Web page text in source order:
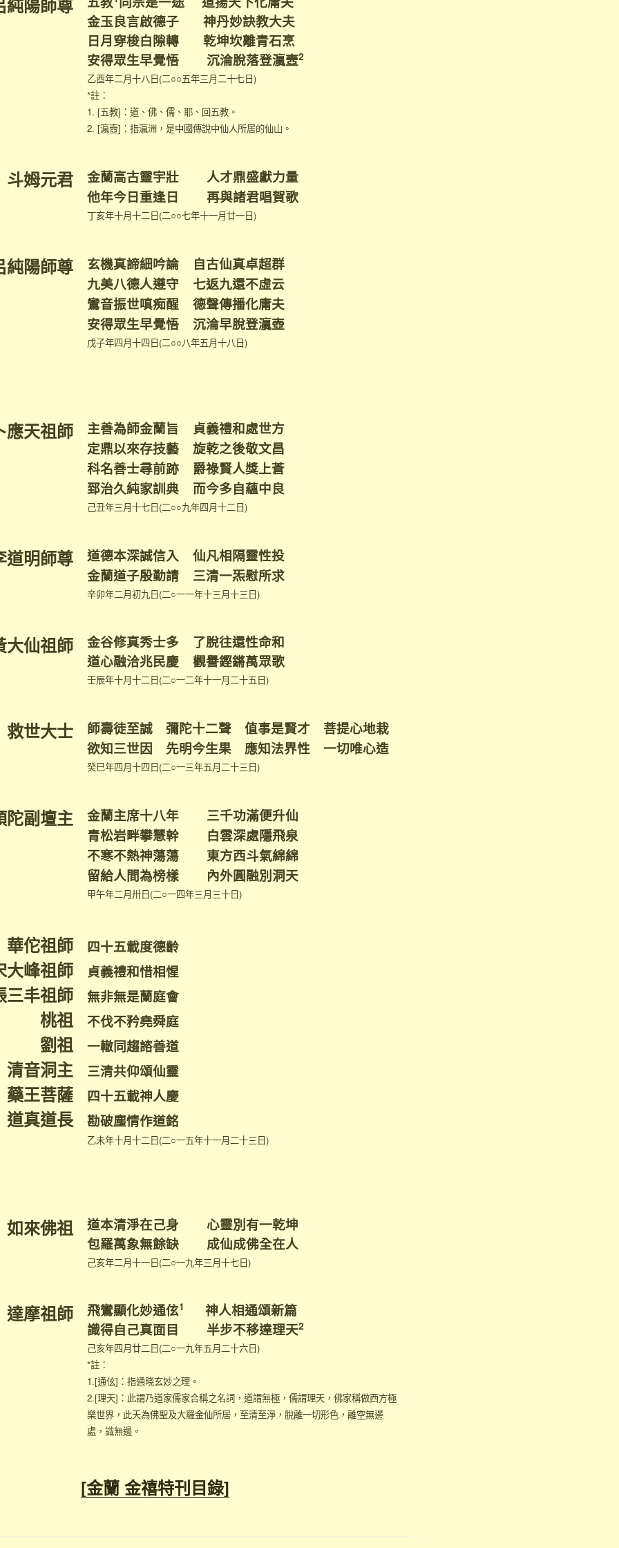
純陽師尊
金玉良言啟德子 神丹妙訣教大夫
日月穿梭白隙轉 乾坤坎離青石烹
安得眾生早覺悟 沉淪脫落登瀛壼2
乙酉年二月十八日(二○○五年三月二十七日)
*註：
1. [五教]：道、佛、儒、耶、回五教。
2. [瀛壼]：指瀛洲，是中國傳說中仙人所居的仙山。
斗姆元君
金蘭高古靈宇壯 人才鼎盛獻力量
他年今日重逢日 再與諸君唱賀歌
丁亥年十月十二日(二○○七年十一月廿一日)
純陽師尊
玄機真諦細吟論 自古仙真卓超群
九美八德人遵守 七返九還不虛云
鸞音振世嗔痴醒 德聲傳播化庸夫
安得眾生早覺悟 沉淪早脫登瀛壺
戊子年四月十四日(二○○八年五月十八日)
應天祖師
主善為師金蘭旨 貞義禮和處世方
定鼎以來存技藝 旋乾之後敬文昌
科名善士尋前跡 爵祿賢人獎上蒼
郅治久純家訓典 而今多自蘊中良
己丑年三月十七日(二○○九年四月十二日)
道明師尊
道德本深誠信入 仙凡相隔靈性投
金蘭道子殷勤請 三清一炁慰所求
辛卯年二月初九日(二○一一年十三月十三日)
大仙祖師
金谷修真秀士多 了脫往還性命和
道心融洽兆民慶 觀譽鏗鏘萬眾歌
壬辰年十月十二日(二○一二年十一月二十五日)
救世大士
師壽徒至誠 彌陀十二聲 值事是賢才 菩提心地栽
欲知三世因 先明今生果 應知法界性 一切唯心造
癸巳年四月十四日(二○一三年五月二十三日)
陀副壇主
金蘭主席十八年 三千功滿便升仙
青松岩畔攀慧幹 白雲深處隱飛泉
不寒不熱神蕩蕩 東方西斗氣綿綿
留給人間為榜樣 內外圓融別洞天
甲午年二月卅日(二○一四年三月三十日)
華佗祖師
大峰祖師
三丰祖師
桃祖
劉祖
清音洞主
藥王菩薩
道真道長
四十五載度德齡
貞義禮和惜相惺
無非無是蘭庭會
不伐不矜堯舜庭
一轍同趨諮善道
三清共仰頌仙靈
四十五載神人慶
勘破塵情作道銘
乙未年十月十二日(二○一五年十一月二十三日)
如來佛祖
道本清淨在己身 心靈別有一乾坤
包羅萬象無餘缺 成仙成佛全在人
己亥年二月十一日(二○一九年三月十七日)
達摩祖師 飛鸞顯化妙通伭1
神人相通頌新篇
識得自己真面目 半步不移達理天2
己亥年四月廿二日(二○一九年五月二十六日)
*註：
1.[通伭]：指通晓玄妙之理。
2.[理天]：此謂乃道家儒家合稱之名詞，道謂無極，儒謂理天，佛家稱做西方極
樂世界，此天為佛聖及大羅金仙所居，至清至淨，脫離一切形色，離空無邊
處，識無邊。
[金蘭 金禧特刊目錄]